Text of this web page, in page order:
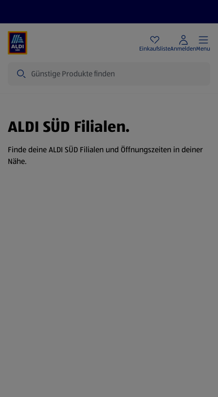
EinkaufslisteAnmeldenMenu
ALDI SÜD Filialen.
Finde deine ALDI SÜD Filialen und Öffnungszeiten in deiner
Nähe.